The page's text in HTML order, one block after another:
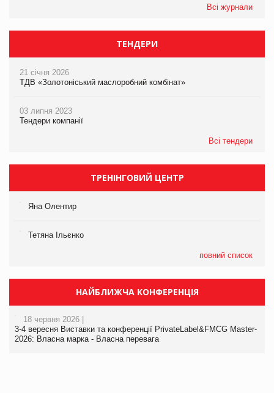
Всі журнали
ТЕНДЕРИ
21 січня 2026
ТДВ «Золотоніський маслоробний комбінат»
03 липня 2023
Тендери компанії
Всі тендери
ТРЕНІНГОВИЙ ЦЕНТР
Яна Олентир
Тетяна Ільєнко
повний список
НАЙБЛИЖЧА КОНФЕРЕНЦІЯ
18 червня 2026 |
3-4 вересня Виставки та конференції PrivateLabel&FMCG Master-
2026: Власна марка - Власна перевага